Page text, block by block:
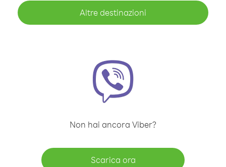
Altre destinazioni
Non hai ancora Viber?
Scarica ora